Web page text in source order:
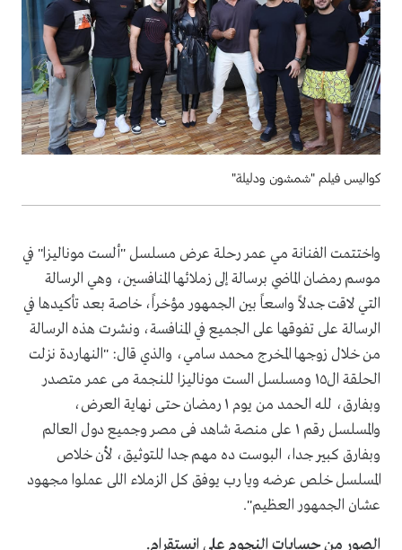
كواليس فيلم "شمشون ودليلة"
واختتمت الفنانة مي عمر رحلة عرض مسلسل "ألست موناليزا" في
موسم رمضان الماضي برسالة إلى زملائها المنافسين، وهي الرسالة
التي لاقت جدلاً واسعاً بين الجمهور مؤخراً، خاصة بعد تأكيدها في
الرسالة على تفوقها على الجميع في المنافسة، ونشرت هذه الرسالة
من خلال زوجها المخرج محمد سامي، والذي قال: "النهاردة نزلت
الحلقة ال١٥ ومسلسل الست موناليزا للنجمة مى عمر متصدر
وبفارق، لله الحمد من يوم ١ رمضان حتى نهاية العرض،
والمسلسل رقم ١ على منصة شاهد فى مصر وجميع دول العالم
وبفارق كبير جدا، البوست ده مهم جدا للتوثيق، لأن خلاص
المسلسل خلص عرضه ويا رب يوفق كل الزملاء اللى عملوا مجهود
عشان الجمهور العظيم".
الصور من حسابات النجوم على انستقرام.